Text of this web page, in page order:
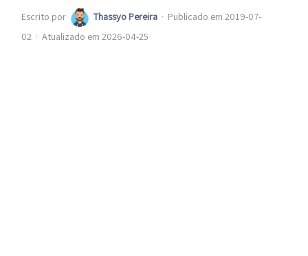
Escrito por Thassyo Pereira · Publicado em 2019-07-
02 · Atualizado em 2026-04-25